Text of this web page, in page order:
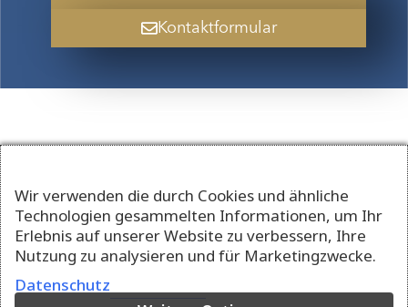
Kontaktformular
Wir verwenden die durch Cookies und ähnliche
Technologien gesammelten Informationen, um Ihr
Erlebnis auf unserer Website zu verbessern, Ihre
Nutzung zu analysieren und für Marketingzwecke.
Datenschutz